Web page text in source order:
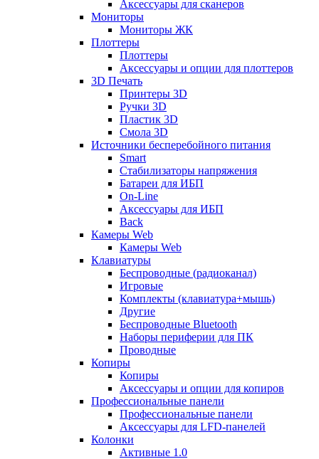
Аксессуары для сканеров
Мониторы
Мониторы ЖК
Плоттеры
Плоттеры
Аксессуары и опции для плоттеров
3D Печать
Принтеры 3D
Ручки 3D
Пластик 3D
Смола 3D
Источники бесперебойного питания
Smart
Стабилизаторы напряжения
Батареи для ИБП
On-Line
Аксессуары для ИБП
Back
Камеры Web
Камеры Web
Клавиатуры
Беспроводные (радиоканал)
Игровые
Комплекты (клавиатура+мышь)
Другие
Беспроводные Bluetooth
Наборы периферии для ПК
Проводные
Копиры
Копиры
Аксессуары и опции для копиров
Профессиональные панели
Профессиональные панели
Аксессуары для LFD-панелей
Колонки
Активные 1.0